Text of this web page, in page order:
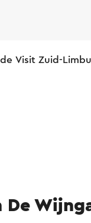
Visit Zuid-
De